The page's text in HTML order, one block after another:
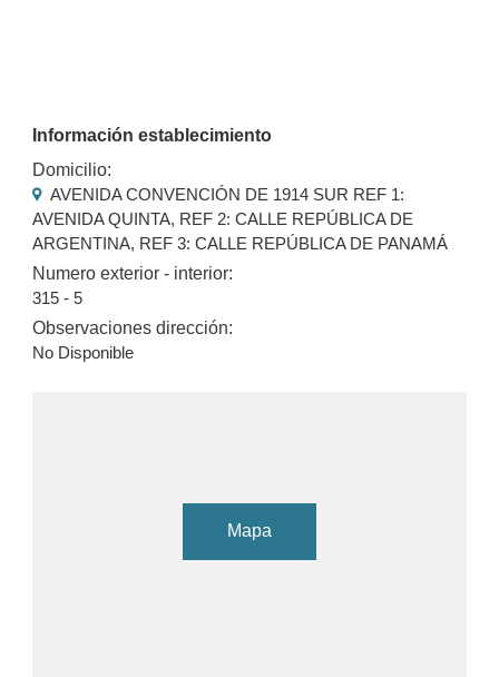
Información establecimiento
Domicilio:
AVENIDA CONVENCIÓN DE 1914 SUR REF 1:
AVENIDA QUINTA, REF 2: CALLE REPÚBLICA DE
ARGENTINA, REF 3: CALLE REPÚBLICA DE PANAMÁ
Numero exterior - interior:
315 - 5
Observaciones dirección:
No Disponible
Mapa